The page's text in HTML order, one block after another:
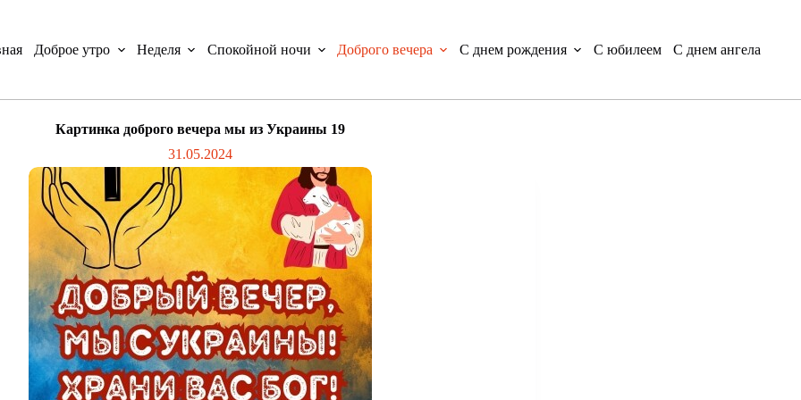
Доброе утро Неделя Спокойной ночи Доброго вечера С днем рождения С юбилеем С днем ангела
Картинка доброго вечера мы из Украины 19
31.05.2024